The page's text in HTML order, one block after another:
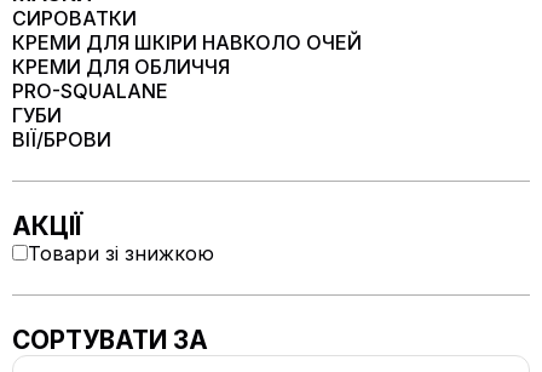
СИРОВАТКИ
КРЕМИ ДЛЯ ШКІРИ НАВКОЛО ОЧЕЙ
КРЕМИ ДЛЯ ОБЛИЧЧЯ
PRO-SQUALANE
ГУБИ
ВІЇ/БРОВИ
АКЦІЇ
Товари зі знижкою
СОРТУВАТИ ЗА